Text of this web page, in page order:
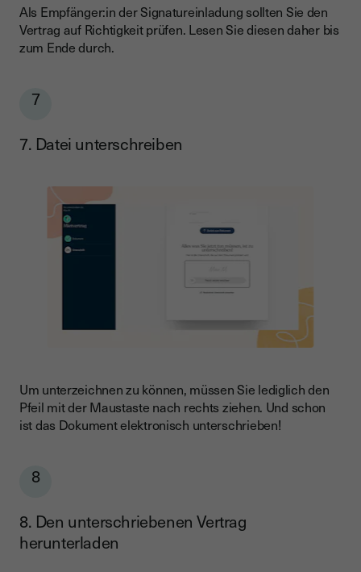
Als Empfänger:in der Signatureinladung sollten Sie den
Vertrag auf Richtigkeit prüfen. Lesen Sie diesen daher bis
zum Ende durch.
7
7. Datei unterschreiben
Um unterzeichnen zu können, müssen Sie lediglich den
Pfeil mit der Maustaste nach rechts ziehen. Und schon
ist das Dokument elektronisch unterschrieben!
8
8. Den unterschriebenen Vertrag
herunterladen